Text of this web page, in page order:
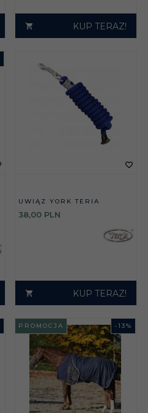
KUP TERAZ!
UWIĄZ YORK TERIA
38,00 PLN
KUP TERAZ!
- 13%
PROMOCJA